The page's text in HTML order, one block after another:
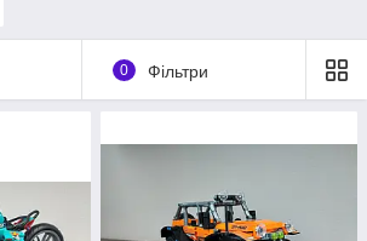
0 Фільтри